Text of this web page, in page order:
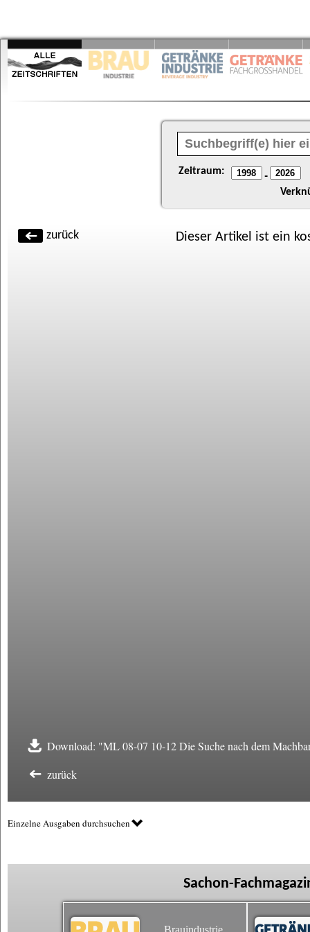
Zeitraum: -
zurück Dieser Artikel ist ein
Download: "ML 08-07 10-12 Die Suche nach dem
zurück
Einzelne Ausgaben durchsuchen
Sachon-
Brauindustrie